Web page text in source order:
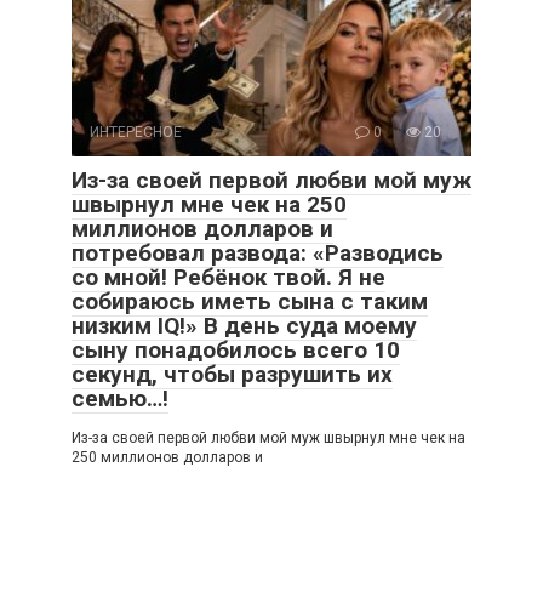
ИНТЕРЕСНОЕ 0 20
Из-за своей первой любви мой муж
швырнул мне чек на 250
миллионов долларов и
потребовал развода: «Разводись
со мной! Ребёнок твой. Я не
собираюсь иметь сына с таким
низким IQ!» В день суда моему
сыну понадобилось всего 10
секунд, чтобы разрушить их
семью…!
Из-за своей первой любви мой муж швырнул мне чек на
250 миллионов долларов и